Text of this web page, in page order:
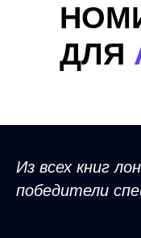
ДЛЯ
Из всех книг
победители